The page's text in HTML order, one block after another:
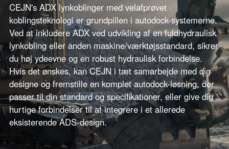
CEJN's ADX lynkoblinger med velafprøvet
koblingsteknologi er grundpillen i autodock-systemerne.
Ved at inkludere ADX ved udvikling af en fuldhydraulisk
lynkobling eller anden maskine/værktøjsstandard, sikrer
du høj ydeevne og en robust hydraulisk forbindelse.
Hvis det ønskes, kan CEJN i tæt samarbejde med dig
designe og fremstille en komplet autodock-løsning, der
passer til din standard og specifikationer, eller give dig
hurtige forbindelser til at integrere i et allerede
eksisterende ADS-design.